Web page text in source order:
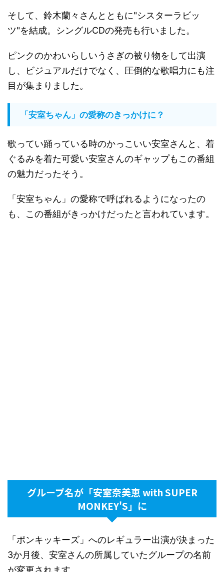
そして、鈴木蘭々さんとともに"シスターラビッ
ツ"を結成。シングルCDの発売も行いました。
ピンクのかわいらしいうさぎの被り物をして出演
し、ビジュアルだけでなく、圧倒的な歌唱力にも注
目が集まりました。
「安室ちゃん」の愛称のきっかけに？
歌ってい踊っている時のかっこいい安室さんと、着
ぐるみを着た可愛い安室さんのギャップもこの番組
の魅力だったそう。
「安室ちゃん」の愛称で呼ばれるようになったの
も、この番組がきっかけだったと言われています。
グループ名が「安室奈美恵 with SUPER
MONKEY'S」に
「ポンキッキーズ」へのレギュラー出演が決まった
3か月後、安室さんの所属していたグループの名前
が変更されます。